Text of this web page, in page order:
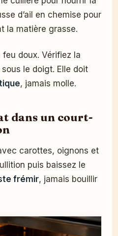
d’ail en chemise pour
la matière grasse.
doux. Vérifiez la
le doigt. Elle doit
, jamais molle.
dans un court-
carottes, oignons et
puis baissez le
frémir, jamais bouillir